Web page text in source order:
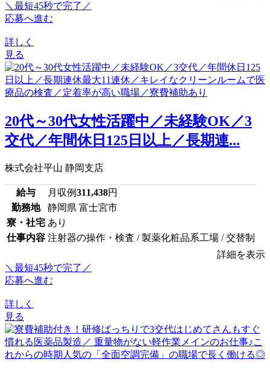
＼最短45秒で完了／
応募へ進む
詳しく
見る
20代～30代女性活躍中／未経験OK／3
交代／年間休日125日以上／長期連...
株式会社平山 静岡支店
給与 月収例311,438円
勤務地
静岡県 富士宮市
寮・社宅 あり
仕事内容 注射器の操作・検査 / 製薬化粧品系工場 / 交替制
詳細を表示
＼最短45秒で完了／
応募へ進む
詳しく
見る